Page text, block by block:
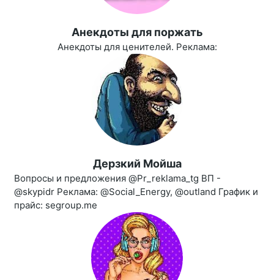
Aнекдоты для поржать
Анекдоты для ценителей. Реклама:
Дерзкий Мойша
Вопросы и предложения @Pr_reklama_tg ВП -
@skypidr Реклама: @Social_Energy, @outland График и
прайс: segroup.me